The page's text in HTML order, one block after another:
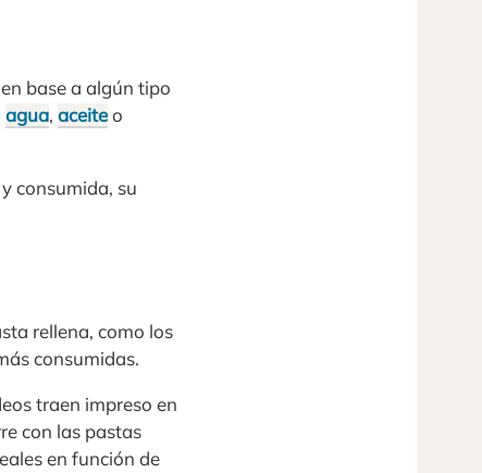
base a algún tipo
agua, aceiteo
consumida, su
rellena, como los
consumidas.
traen impreso en
con las pastas
en función de